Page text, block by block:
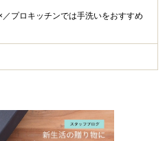
／プロキッチンでは手洗いをおすすめ